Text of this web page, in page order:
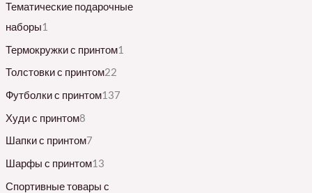
Тематические подарочные
наборы1
Термокружки с принтом1
Толстовки с принтом22
Футболки с принтом137
Худи с принтом8
Шапки с принтом7
Шарфы с принтом13
Спортивные товары с